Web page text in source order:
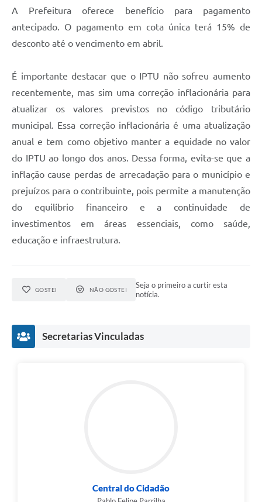
A Prefeitura oferece benefício para pagamento
antecipado. O pagamento em cota única terá 15% de
desconto até o vencimento em abril.
É importante destacar que o IPTU não sofreu aumento
recentemente, mas sim uma correção inflacionária para
atualizar os valores previstos no código tributário
municipal. Essa correção inflacionária é uma atualização
anual e tem como objetivo manter a equidade no valor
do IPTU ao longo dos anos. Dessa forma, evita-se que a
inflação cause perdas de arrecadação para o município e
prejuízos para o contribuinte, pois permite a manutenção
do equilíbrio financeiro e a continuidade de
investimentos em áreas essenciais, como saúde,
educação e infraestrutura.
GOSTEI NÃO GOSTEI
Seja o primeiro a curtir esta
notícia.
Secretarias Vinculadas
Central do Cidadão